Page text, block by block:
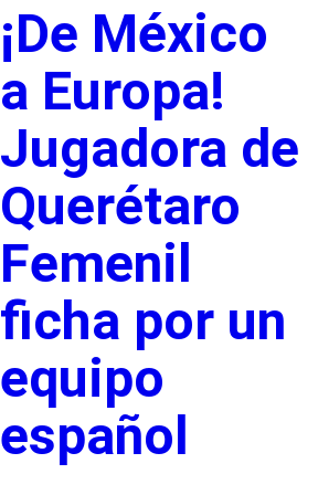
¡De México
a Europa!
Jugadora de
Querétaro
Femenil
ficha por un
equipo
español